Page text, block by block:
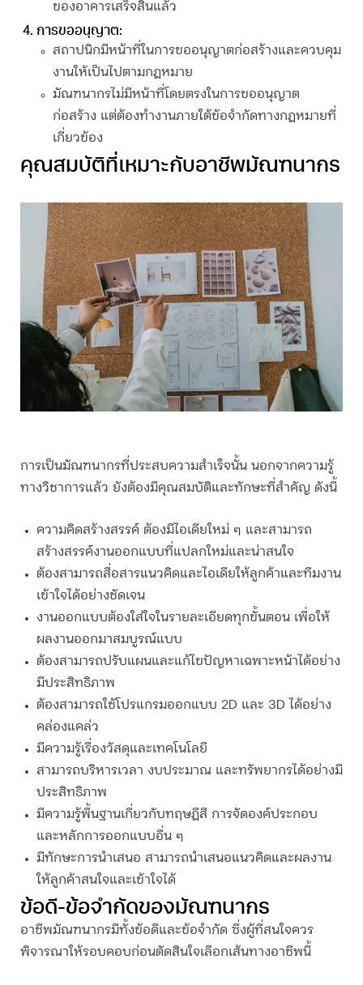
ของอาคารเสร็จสิ้นแล้ว
การขออนุญาต:
สถาปนิกมีหน้าที่ในการขออนุญาตก่อสร้างและควบคุม
งานให้เป็นไปตามกฎหมาย
มัณฑนากร ไม่มีหน้าที่โดยตรงในการขออนุญาต
ก่อสร้าง แต่ต้องทำงานภายใต้ข้อจำกัดทางกฎหมายที่
เกี่ยวข้อง
คุณสมบัติที่เหมาะกับอาชีพมัณฑนากร
การเป็นมัณฑนากรที่ประสบความสำเร็จนั้น นอกจากความรู้
ทางวิชาการแล้ว ยังต้องมีคุณสมบัติและทักษะที่สำคัญ ดังนี้
ความคิดสร้างสรรค์ ต้องมีไอเดียใหม่ ๆ และสามารถ
สร้างสรรค์งานออกแบบที่แปลกใหม่และน่าสนใจ
ต้องสามารถสื่อสารแนวคิดและไอเดียให้ลูกค้าและทีมงาน
เข้าใจได้อย่างชัดเจน
งานออกแบบต้องใส่ใจในรายละเอียดทุกขั้นตอน เพื่อให้
ผลงานออกมาสมบูรณ์แบบ
ต้องสามารถปรับแผนและแก้ไขปัญหาเฉพาะหน้าได้อย่าง
มีประสิทธิภาพ
ต้องสามารถใช้โปรแกรมออกแบบ 2D และ 3D ได้อย่าง
คล่องแคล่ว
มีความรู้เรื่องวัสดุและเทคโนโลยี
สามารถบริหารเวลา งบประมาณ และทรัพยากรได้อย่างมี
ประสิทธิภาพ
มีความรู้พื้นฐานเกี่ยวกับทฤษฎีสี การจัดองค์ประกอบ
และหลักการออกแบบอื่น ๆ
มีทักษะการนำเสนอ สามารถนำเสนอแนวคิดและผลงาน
ให้ลูกค้าสนใจและเข้าใจได้
ข้อดี-ข้อจำกัดของมัณฑนากร
อาชีพมัณฑนากรมีทั้งข้อดีและข้อจำกัด ซึ่งผู้ที่สนใจควร
พิจารณาให้รอบคอบก่อนตัดสินใจเลือกเส้นทางอาชีพนี้